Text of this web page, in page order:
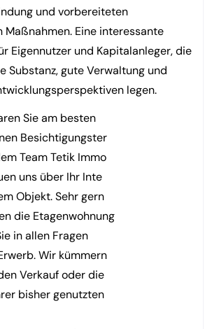
und vorbereiteten
Maßnahmen. Eine interessante
Eigennutzer und Kapitalanleger, die
Substanz, gute Verwaltung und
legen.
Sie am besten
Besichtigungster
Team Tetik Immo
uns über Ihr Inte
Objekt. Sehr gern
die Etagenwohnung
in allen Fragen
Wir kümmern
Verkauf oder die
bisher genutzten